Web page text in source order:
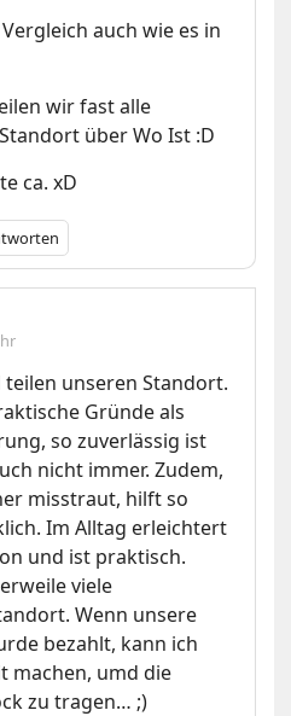
auch wie es in
wir fast alle
über Wo Ist :D
ca. xD
unseren Standort.
Gründe als
so zuverlässig ist
nicht immer. Zudem,
misstraut, hilft so
Im Alltag erleichtert
und ist praktisch.
viele
Wenn unsere
bezahlt, kann ich
machen, umd die
zu tragen… ;)